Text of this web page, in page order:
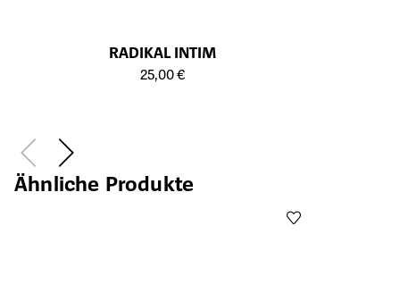
RADIKAL INTIM
Öffnet die Detailseite des Produkts
25,00 €
Ähnliche Produkte